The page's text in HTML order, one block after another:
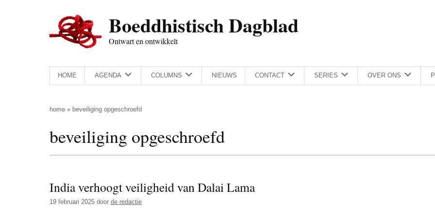
Boeddhistisch Dagblad
Ontwart en ontwikkelt
HOME AGENDA COLUMNS NIEUWS CONTACT SERIES OVER ONS
home » beveiliging opgeschroefd
beveiliging opgeschroefd
India verhoogt veiligheid van Dalai Lama
19 februari 2025 door de redactie